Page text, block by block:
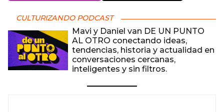
CULTURIZANDO PODCAST
Mavi y Daniel van DE UN PUNTO
AL OTRO conectando ideas,
tendencias, historia y actualidad en
conversaciones cercanas,
inteligentes y sin filtros.